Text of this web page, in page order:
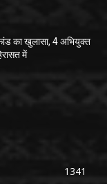
का खुलासा, 4 अभियुक्त
में
1341